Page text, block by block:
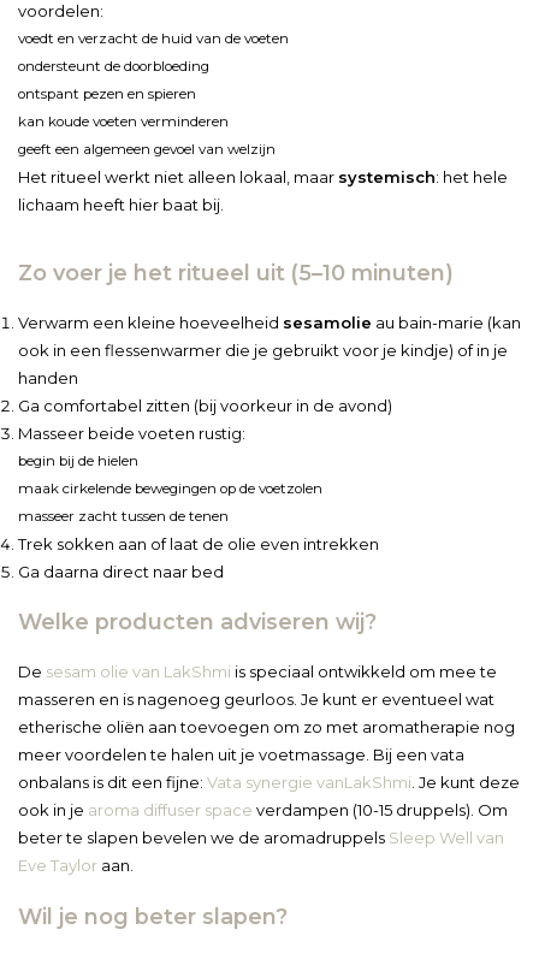
voordelen:
voedt en verzacht de huid van de voeten
ondersteunt de doorbloeding
ontspant pezen en spieren
kan koude voeten verminderen
geeft een algemeen gevoel van welzijn
Het ritueel werkt niet alleen lokaal, maar systemisch: het hele
lichaam heeft hier baat bij.
Zo voer je het ritueel uit (5–10 minuten)
Verwarm een kleine hoeveelheid sesamolie au bain-marie (kan
ook in een flessenwarmer die je gebruikt voor je kindje) of in je
handen
Ga comfortabel zitten (bij voorkeur in de avond)
Masseer beide voeten rustig:
begin bij de hielen
maak cirkelende bewegingen op de voetzolen
masseer zacht tussen de tenen
Trek sokken aan of laat de olie even intrekken
Ga daarna direct naar bed
Welke producten adviseren wij?
De sesam olie van LakShmi is speciaal ontwikkeld om mee te
masseren en is nagenoeg geurloos. Je kunt er eventueel wat
etherische oliën aan toevoegen om zo met aromatherapie nog
meer voordelen te halen uit je voetmassage. Bij een vata
onbalans is dit een fijne: Vata synergie vanLakShmi. Je kunt deze
ook in je aroma diffuser space verdampen (10-15 druppels). Om
beter te slapen bevelen we de aromadruppels Sleep Well van
Eve Taylor aan.
Wil je nog beter slapen?